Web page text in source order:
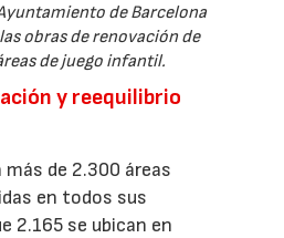
de Barcelona
obras de renovación de
de juego infantil.
y reequilibrio
de 2.300 áreas
en todos sus
2.165 se ubican en